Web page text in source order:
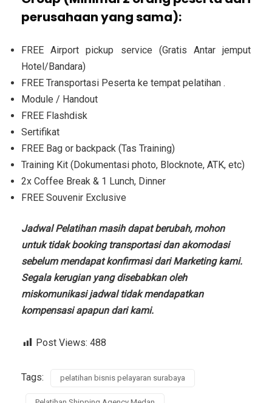
perusahaan yang sama):
FREE Airport pickup service (Gratis Antar jemput
Hotel/Bandara)
FREE Transportasi Peserta ke tempat pelatihan .
Module / Handout
FREE Flashdisk
Sertifikat
FREE Bag or backpack (Tas Training)
Training Kit (Dokumentasi photo, Blocknote, ATK, etc)
2x Coffee Break & 1 Lunch, Dinner
FREE Souvenir Exclusive
Jadwal Pelatihan masih dapat berubah, mohon
untuk tidak booking transportasi dan akomodasi
sebelum mendapat konfirmasi dari Marketing kami.
Segala kerugian yang disebabkan oleh
miskomunikasi jadwal tidak mendapatkan
kompensasi apapun dari kami.
Post Views: 488
Tags: pelatihan bisnis pelayaran surabaya